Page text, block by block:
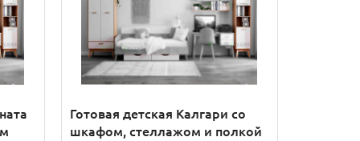
Готовая детская Калгари со
шкафом, стеллажом и полкой